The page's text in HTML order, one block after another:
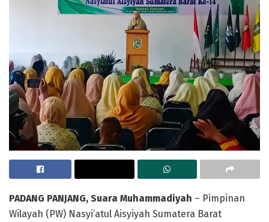
PADANG PANJANG, Suara Muhammadiyah – Pimpinan
Wilayah (PW) Nasyi’atul Aisyiyah Sumatera Barat